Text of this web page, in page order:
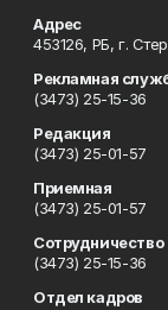
Адрес
453126, РБ, г.
Рекламная
(3473) 25-15-36
Редакция
(3473) 25-01-57
Приемная
(3473) 25-01-57
Сотрудничество
(3473) 25-15-36
Отдел кадров